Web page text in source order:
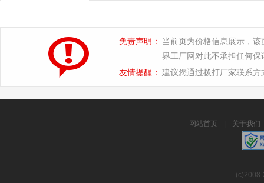
免责声明：
当前页为价格信息展示，
界工厂网对此不承担任何保
友情提醒： 建议您通过拨打厂家联系
网站首页 关于我们